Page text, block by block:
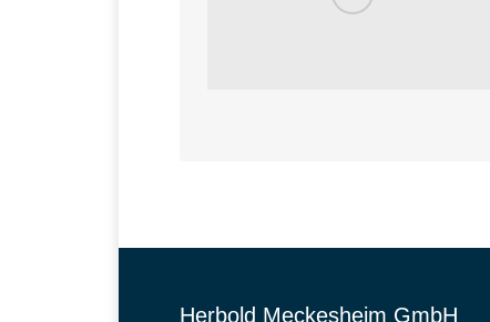
Herbold Meckesheim GmbH